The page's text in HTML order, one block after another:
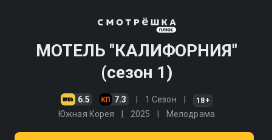
МОТЕЛЬ "КАЛИФОРНИЯ"
(сезон 1)
6.5 7.3 1 Сезон 18+
Южная Корея 2025 Мелодрама